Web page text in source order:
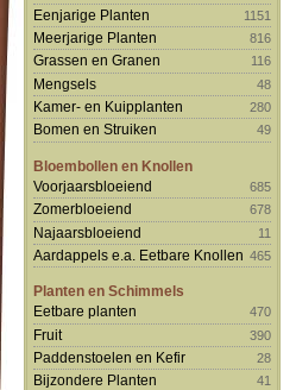
Eenjarige Planten 1151
Meerjarige Planten 816
Grassen en Granen 116
Mengsels 48
Kamer- en Kuipplanten 280
Bomen en Struiken 49
Bloembollen en Knollen
Voorjaarsbloeiend
685
Zomerbloeiend 678
Najaarsbloeiend 11
Aardappels e.a. Eetbare Knollen 465
Planten en Schimmels
Eetbare planten
470
Fruit 390
Paddenstoelen en Kefir 28
Bijzondere Planten 41